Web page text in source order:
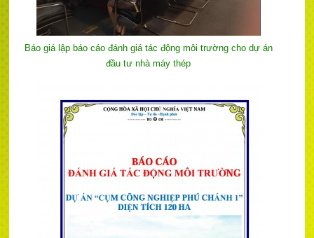
Báo giá lập báo cáo đánh giá tác động môi trường cho dự án
đầu tư nhà máy thép